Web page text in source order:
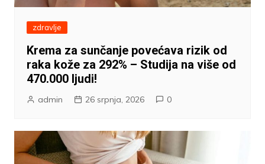
zdravlje
Krema za sunčanje povećava rizik od
raka kože za 292% – Studija na više od
470.000 ljudi!
admin 26 srpnja, 2026 0